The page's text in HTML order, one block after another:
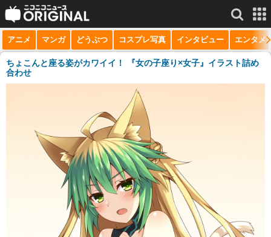
サービス一覧 もっと見る
niconico
ニュース
チャンネル
アニメ マンガ どうぶつ コスプレ写真 インタビュー エンタメ
ちょこんと座る姿がカワイイ！ 『女の子座り×女子』イラスト詰め
合わせ